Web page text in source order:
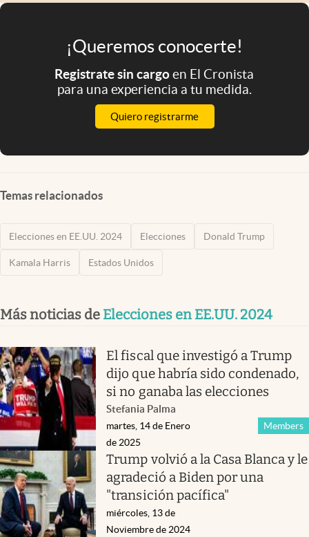
¡Queremos conocerte!
Registrate sin cargoen El Cronista
para una experiencia a tu medida.
Quiero registrarme
Temas relacionados
Elecciones en EE.UU. 2024 Elecciones Donald Trump
Kamala Harris Estados Unidos
Más noticias de Elecciones en EE.UU. 2024
El fiscal que investigó a Trump
dijo que habría sido condenado,
si no ganaba las elecciones
Stefania Palma
Members
martes, 14 de Enero
de 2025
Trump volvió a la Casa Blanca y le
agradeció a Biden por una
"transición pacífica"
miércoles, 13 de
Noviembre de 2024